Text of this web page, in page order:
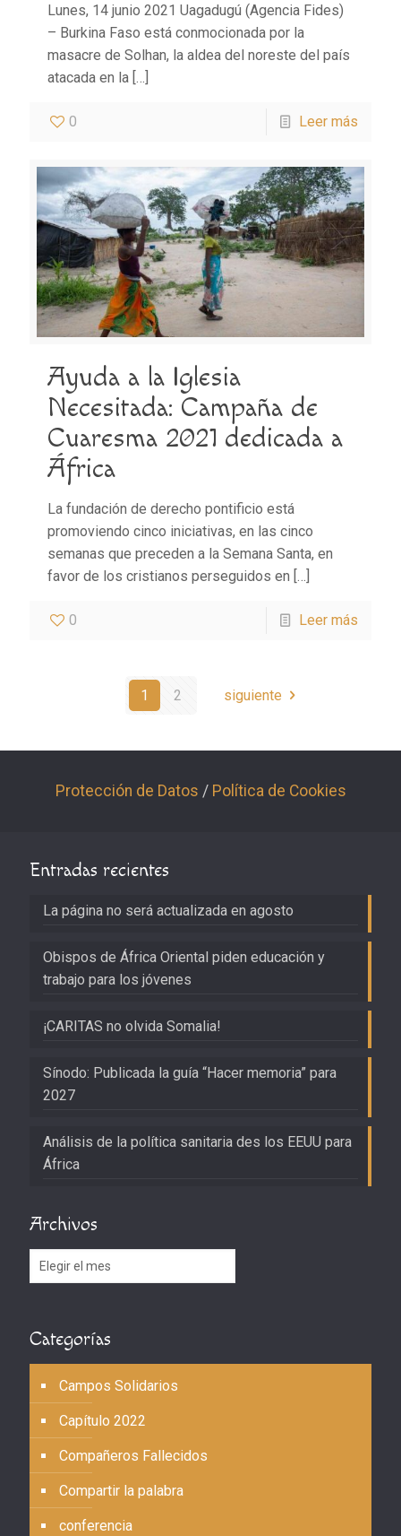
Lunes, 14 junio 2021 Uagadugú (Agencia Fides)
– Burkina Faso está conmocionada por la
masacre de Solhan, la aldea del noreste del país
atacada en la […]
0 Leer más
Ayuda a la Iglesia
Necesitada: Campaña de
Cuaresma 2021 dedicada a
África
La fundación de derecho pontificio está
promoviendo cinco iniciativas, en las cinco
semanas que preceden a la Semana Santa, en
favor de los cristianos perseguidos en […]
0 Leer más
1 2 siguiente
Protección de Datos / Política de Cookies
Entradas recientes
La página no será actualizada en agosto
Obispos de África Oriental piden educación y
trabajo para los jóvenes
¡CARITAS no olvida Somalia!
Sínodo: Publicada la guía “Hacer memoria” para
2027
Análisis de la política sanitaria des los EEUU para
África
Archivos
Archivos
Categorías
Campos Solidarios
Capítulo 2022
Compañeros Fallecidos
Compartir la palabra
conferencia